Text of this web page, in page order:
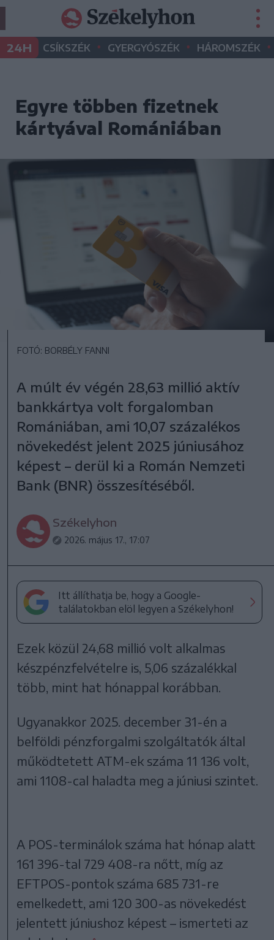
24H CSÍKSZÉK • GYERGYÓSZÉK • HÁROMSZÉK •
Egyre többen fizetnek
kártyával Romániában
FOTÓ: BORBÉLY FANNI
A múlt év végén 28,63 millió aktív
bankkártya volt forgalomban
Romániában, ami 10,07 százalékos
növekedést jelent 2025 júniusához
képest – derül ki a Román Nemzeti
Bank (BNR) összesítéséből.
Székelyhon
2026. május 17., 17:07
Itt állíthatja be, hogy a Google-
találatokban elöl legyen a Székelyhon!
Ezek közül 24,68 millió volt alkalmas
készpénzfelvételre is, 5,06 százalékkal
több, mint hat hónappal korábban.
Ugyanakkor 2025. december 31-én a
belföldi pénzforgalmi szolgáltatók által
működtetett ATM-ek száma 11 136 volt,
ami 1108-cal haladta meg a júniusi szintet.
A POS-terminálok száma hat hónap alatt
161 396-tal 729 408-ra nőtt, míg az
EFTPOS-pontok száma 685 731-re
emelkedett, ami 120 300-as növekedést
jelentett júniushoz képest – ismerteti az